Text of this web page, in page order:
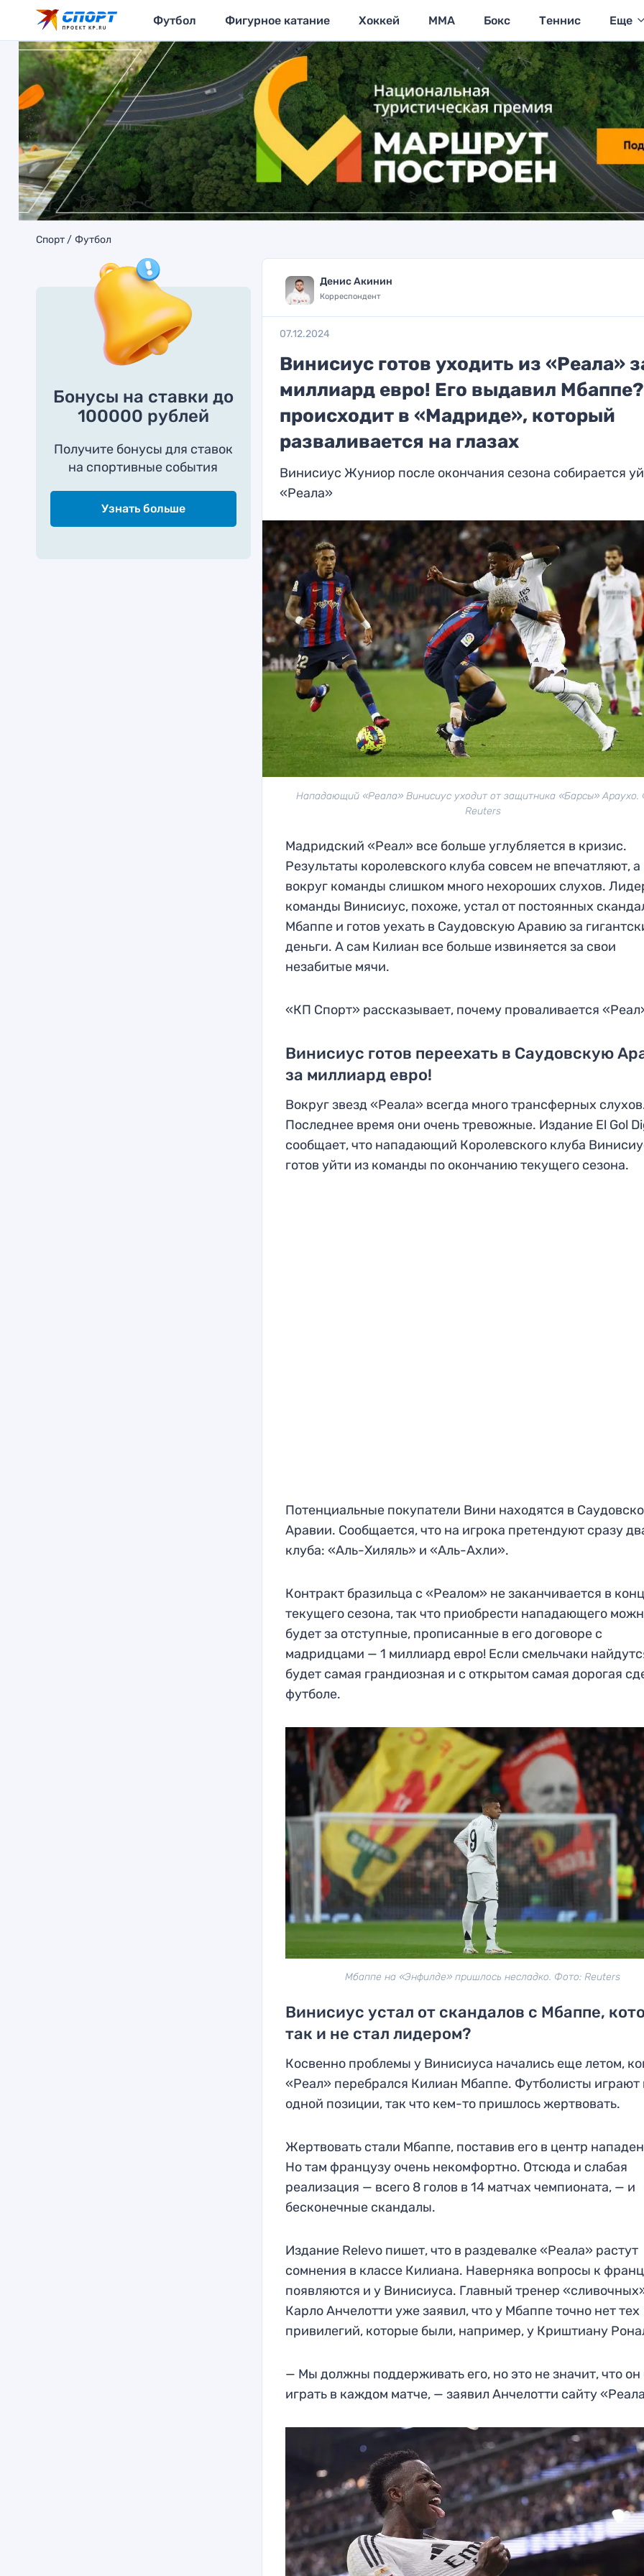
Футбол Фигурное катание Хоккей MMA Бокс Теннис Еще
Спорт Футбол
Бонусы на ставки до
100000 рублей
Получите бонусы для ставок
на спортивные события
Узнать больше
Денис Акинин
Корреспондент
07.12.2024
Винисиус готов уходить из «Реала»
миллиард евро! Его выдавил
происходит в «Мадриде», который
разваливается на глазах
Винисиус Жуниор после окончания сезона собирается
«Реала»
Нападающий «Реала» Винисиус уходит от защитника «Барсы» Араухо.
Reuters
Мадридский «Реал» все больше углубляется в кризис.
Результаты королевского клуба совсем не впечатляют, а
вокруг команды слишком много нехороших слухов.
команды Винисиус, похоже, устал от постоянных
Мбаппе и готов уехать в Саудовскую Аравию за
деньги. А сам Килиан все больше извиняется за свои
незабитые мячи.
«КП Спорт» рассказывает, почему проваливается
Винисиус готов переехать в Саудовскую
за миллиард евро!
Вокруг звезд «Реала» всегда много трансферных
Последнее время они очень тревожные. Издание El Gol
сообщает, что нападающий Королевского клуба
готов уйти из команды по окончанию текущего сезона.
Потенциальные покупатели Вини находятся в
Аравии. Сообщается, что на игрока претендуют сразу
клуба: «Аль-Хиляль» и «Аль-Ахли».
Контракт бразильца с «Реалом» не заканчивается в
текущего сезона, так что приобрести нападающего
будет за отступные, прописанные в его договоре с
мадридцами — 1 миллиард евро! Если смельчаки
будет самая грандиозная и с открытом самая дорогая
футболе.
Мбаппе на «Энфилде» пришлось несладко. Фото: Reuters
Винисиус устал от скандалов с Мбаппе,
так и не стал лидером?
Косвенно проблемы у Винисиуса начались еще летом,
«Реал» перебрался Килиан Мбаппе. Футболисты играют
одной позиции, так что кем-то пришлось жертвовать.
Жертвовать стали Мбаппе, поставив его в центр
Но там французу очень некомфортно. Отсюда и слабая
реализация — всего 8 голов в 14 матчах чемпионата, — и
бесконечные скандалы.
Издание Relevo пишет, что в раздевалке «Реала» растут
сомнения в классе Килиана. Наверняка вопросы к
появляются и у Винисиуса. Главный тренер
Карло Анчелотти уже заявил, что у Мбаппе точно нет тех
привилегий, которые были, например, у Криштиану
— Мы должны поддерживать его, но это не значит, что он
играть в каждом матче, — заявил Анчелотти сайту